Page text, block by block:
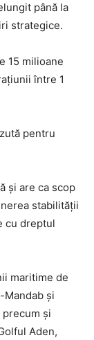
până la
strategice.
15 milioane
între 1
pentru
și are ca scop
stabilității
cu dreptul
maritime de
Mandab și
și
Aden,